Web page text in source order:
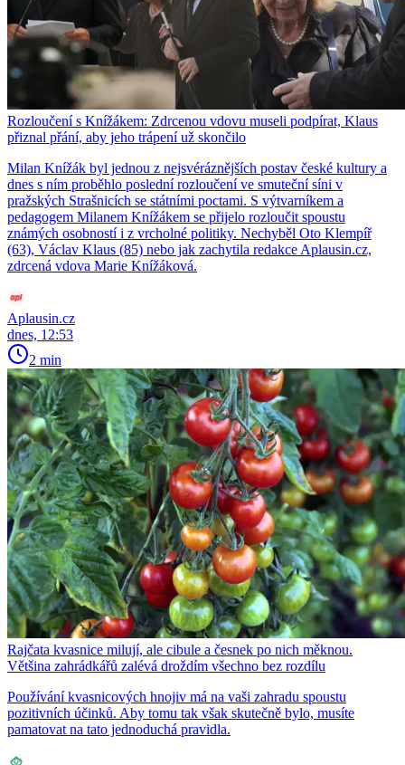
Rozloučení s Knížákem: Zdrcenou vdovu museli podpírat, Klaus
přiznal přání, aby jeho trápení už skončilo
Milan Knížák byl jednou z nejsvéráznějších postav české kultury a
dnes s ním proběhlo poslední rozloučení ve smuteční síni v
pražských Strašnicích se státními poctami. S výtvarníkem a
pedagogem Milanem Knížákem se přijelo rozloučit spoustu
známých osobností i z vrcholné politiky. Nechyběl Oto Klempíř
(63), Václav Klaus (85) nebo jak zachytila redakce Aplausin.cz,
zdrcená vdova Marie Knížáková.
Aplausin.cz
dnes, 12:53
2 min
Rajčata kvasnice milují, ale cibule a česnek po nich měknou.
Většina zahrádkářů zalévá droždím všechno bez rozdílu
Používání kvasnicových hnojiv má na vaši zahradu spoustu
pozitivních účinků. Aby tomu tak však skutečně bylo, musíte
pamatovat na tato jednoduchá pravidla.